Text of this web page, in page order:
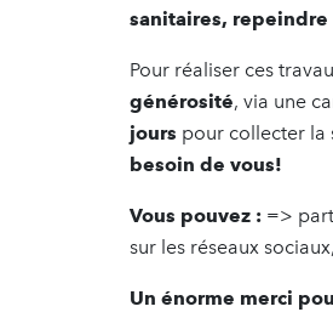
sanitaires,
Pour réaliser ces
générosité, via une
jours pour collecter la
besoin de vous!
Vous pouvez : =>
sur les réseaux
Un énorme merci